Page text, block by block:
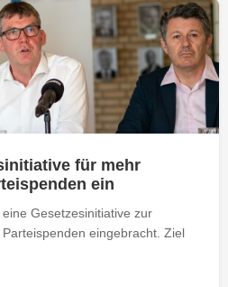
für mehr
ein
Gesetzesinitiative zur
eingebracht. Ziel